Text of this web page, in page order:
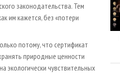
законодательства. Тем
им кажется, без «потери
потому, что сертификат
природные ценности
экологически чувствительных